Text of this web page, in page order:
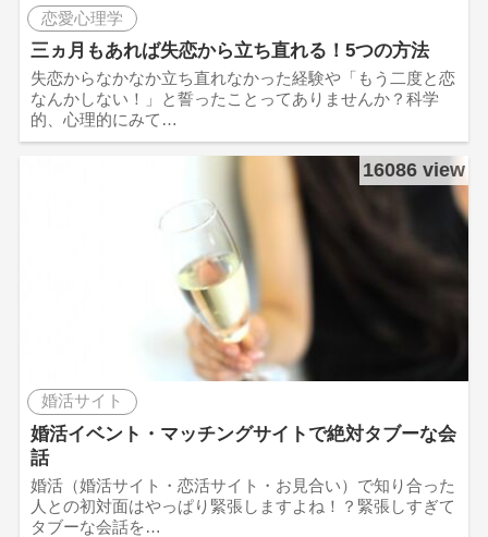
恋愛心理学
三ヵ月もあれば失恋から立ち直れる！5つの方法
失恋からなかなか立ち直れなかった経験や「もう二度と恋
なんかしない！」と誓ったことってありませんか？科学
的、心理的にみて…
16086 view
婚活サイト
婚活イベント・マッチングサイトで絶対タブーな会
話
婚活（婚活サイト・恋活サイト・お見合い）で知り合った
人との初対面はやっぱり緊張しますよね！？緊張しすぎて
タブーな会話を…